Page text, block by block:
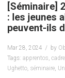
[Séminaire]
: les jeunes
peuvent-ils
Mar 28, 2024 by
Tags: apprentos,
Ughetto, séminaire,